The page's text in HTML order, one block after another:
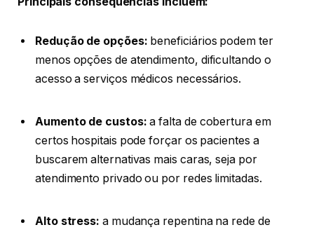
Redução de opções: beneficiários podem ter
menos opções de atendimento, dificultando o
acesso a serviços médicos necessários.
Aumento de custos: a falta de cobertura em
certos hospitais pode forçar os pacientes a
buscarem alternativas mais caras, seja por
atendimento privado ou por redes limitadas.
Alto stress: a mudança repentina na rede de